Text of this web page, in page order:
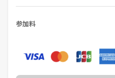
参加料